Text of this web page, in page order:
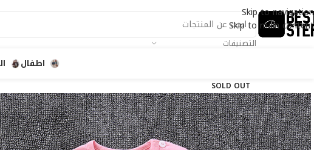
Skip to navigation
Skip to main content
التصنيفات
اطفال
SOLD OUT